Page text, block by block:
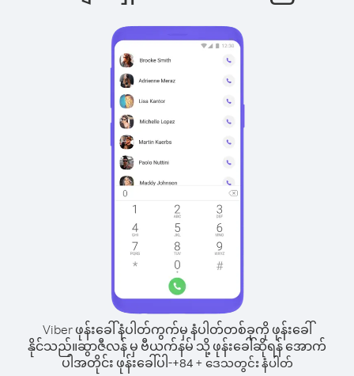
Viber ဖုန်းခေါ်နံပါတ်ကွက်မှ နံပါတ်တစ်ခုကို ဖုန်းခေါ်
နိုင်သည်။ဆွာဇီလန် မှ ဗီယက်နမ် သို့ ဖုန်းခေါ်ဆိုရန် အောက်
ပါအတိုင်း ဖုန်းခေါ်ပါ-+84+ ဒေသတွင်း နံပါတ်